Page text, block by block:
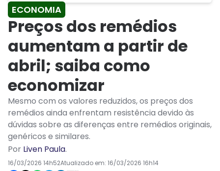
ECONOMIA
Preços dos remédios
aumentam a partir de
abril; saiba como
economizar
Mesmo com os valores reduzidos, os preços dos
remédios ainda enfrentam resistência devido às
dúvidas sobre as diferenças entre remédios originais,
genéricos e similares.
Por Liven Paula.
16/03/2026 14h52Atualizado em: 16/03/2026 16h14